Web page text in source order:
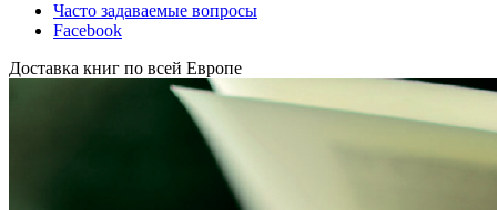
Часто задаваемые вопросы
Facebook
Доставка книг по всей Европе